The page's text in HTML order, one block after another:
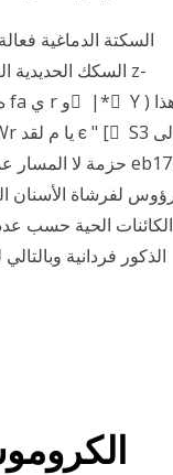
الكائنات الحية حسب